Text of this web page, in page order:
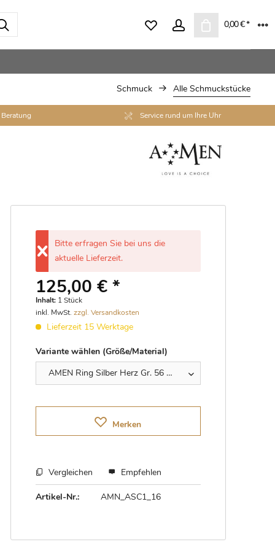
0,00 € *
Antragsringe, Trauringe & Co.
ROMI
SCOUT
THOMAS SABO
THOMAS SABO CHARM CLUB
Schmuck Alle Schmuckstücke
Service rund um Ihre Uhr
Bitte erfragen Sie bei uns die
aktuelle Lieferzeit.
125,00 € *
Inhalt: 1 Stück
inkl. MwSt. zzgl. Versandkosten
Lieferzeit 15 Werktage
Variante wählen (Größe/Material)
Vergleichen
Merken
Empfehlen
Artikel-Nr.: AMN_ASC1_16